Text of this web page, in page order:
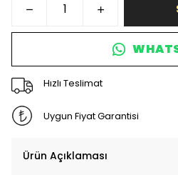
Hızlı Teslimat
Uygun Fiyat Garantisi
Ürün Açıklaması